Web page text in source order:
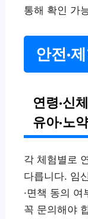
통해 확인 가
안전·
연령·신
유아·노
각 체험별로
다릅니다. 임
·면책 동의
꼭 문의해야